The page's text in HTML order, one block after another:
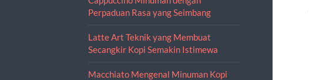
Perpaduan Rasa yang Seimbang
Latte Art Teknik yang Membuat
Secangkir Kopi Semakin Istimewa
Macchiato Mengenal Minuman Kopi